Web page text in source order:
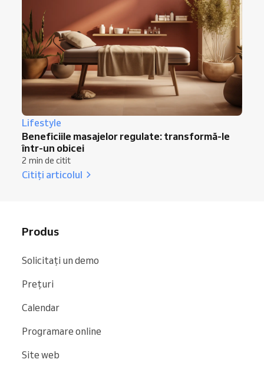
Lifestyle
Beneficiile masajelor regulate: transformă-le
într-un obicei
2 min de citit
Citiți articolul
Produs
Solicitați un demo
Prețuri
Calendar
Programare online
Site web